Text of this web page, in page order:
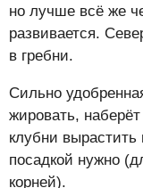
но лучше всё же
развивается.
в гребни.
Сильно
жировать,
клубни вырастить
посадкой нужно
корней).